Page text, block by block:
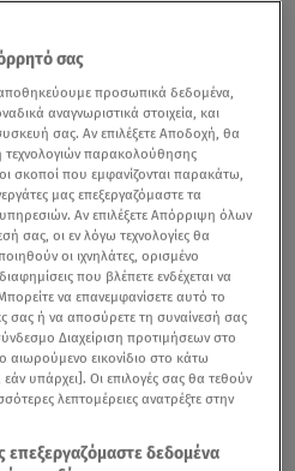
της οικογένειάς τους,
Αργυρούκαι τηςΑλεξάνδρας
του πριν γίνει μανούλα
Νίκας.
«Δεν υπάρχει καλύτερο
σας
προσωπικά δεδομένα,
αναγνωριστικά στοιχεία, και
σας. Αν επιλέξετε Αποδοχή, θα
τεχνολογιών παρακολούθησης
σκοποί που εμφανίζονται παρακάτω,
μας επεξεργαζόμαστε τα
Αν επιλέξετε Απόρριψη όλων
σας, οι εν λόγω τεχνολογίες θα
οι ιχνηλάτες, ορισμένο
που βλέπετε ενδέχεται να
να επανεμφανίσετε αυτό το
σας ή να αποσύρετε τη συναίνεσή σας
Διαχείριση προτιμήσεων στο
αιωρούμενο εικονίδιο στο κάτω
υπάρχει]. Οι επιλογές σας θα τεθούν
λεπτομέρειες ανατρέξτε στην
επεξεργαζόμαστε δεδομένα